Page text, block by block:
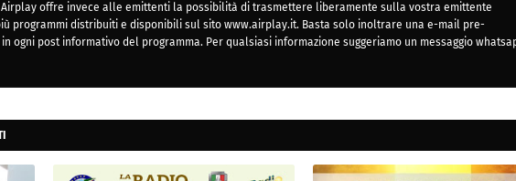
offre invece alle emittenti la possibilità di trasmettere liberamente sulla vostra emittente
programmi distribuiti e disponibili sul sito www.airplay.it. Basta solo inoltrare una e-mail pre-
ogni post informativo del programma. Per qualsiasi informazione suggeriamo un messaggio